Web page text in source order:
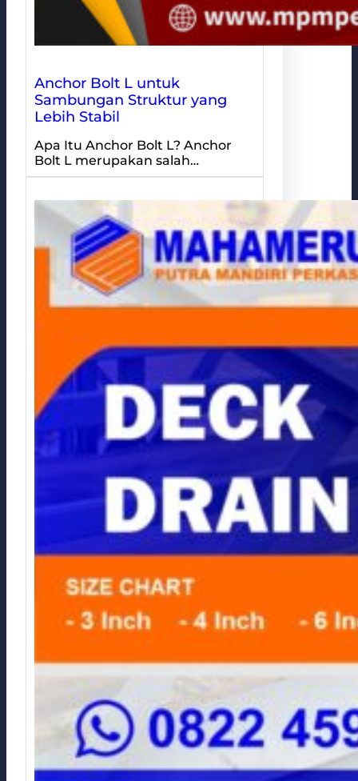
Anchor Bolt L untuk
Sambungan Struktur yang
Lebih Stabil
Apa Itu Anchor Bolt L? Anchor
Bolt L merupakan salah…